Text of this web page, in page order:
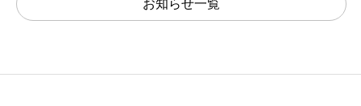
お知らせ一覧